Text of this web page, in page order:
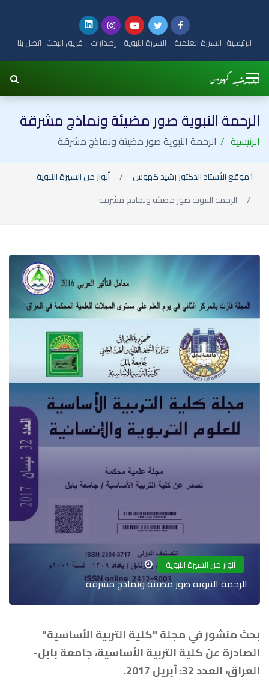
الرئيسية السيرة العلمية السيرة النبوية إصدارات فريق البحث اتصل بنا
الرحمة النبوية صور مضيئة ونماذج مشرقة
الرئيسية الرحمة النبوية صور مضيئة ونماذج مشرقة
موقع الأستاذ الدكتور رشيد كهوس
أنوار من السيرة النبوية
الرحمة النبوية صور مضيئة ونماذج مشرقة
أنوار من السيرة النبوية
الرحمة النبوية صور مضيئة ونماذج مشرقة
بحث منشور في مجلة "كلية التربية الأساسية"
الصادرة عن كلية التربية الأساسية، جامعة بابل-
العراق، العدد 32: أبريل 2017.